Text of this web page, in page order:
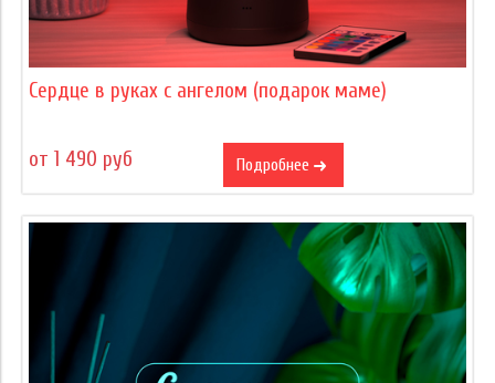
Сердце в руках с ангелом (подарок маме)
от 1 490 руб Подробнее